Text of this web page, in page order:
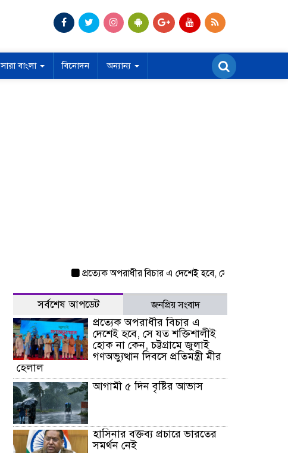
সারা বাংলা বিনোদন অন্যান্য
প্রত্যেক অপরাধীর বিচার এ দেশেই হবে, সে যত শক্তিশালীই হোক
সর্বশেষ আপডেট জনপ্রিয় সংবাদ
প্রত্যেক অপরাধীর বিচার এ
দেশেই হবে, সে যত শক্তিশালীই
হোক না কেন, চট্টগ্রামে জুলাই
গণঅভ্যুত্থান দিবসে প্রতিমন্ত্রী মীর
হেলাল
আগামী ৫ দিন বৃষ্টির আভাস
হাসিনার বক্তব্য প্রচারে ভারতের
সমর্থন নেই